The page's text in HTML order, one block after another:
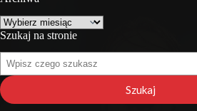
Archiwa
Szukaj na stronie
Szukaj
na
stronie
Szukaj